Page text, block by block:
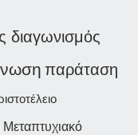
διαγωνισμός
παράταση
Μεταπτυχιακό